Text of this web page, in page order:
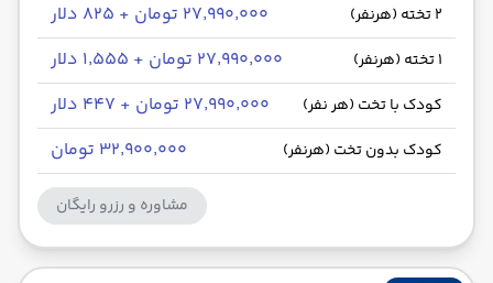
2 تخته (هرنفر) ۲۷٬۹۹۰٬۰۰۰ تومان + ۸۲۵ دلار
1 تخته (هرنفر) ۲۷٬۹۹۰٬۰۰۰ تومان + ۱٬۵۵۵ دلار
کودک با تخت (هر نفر) ۲۷٬۹۹۰٬۰۰۰ تومان + ۴۴۷ دلار
کودک بدون تخت (هرنفر) ۳۲٬۹۰۰٬۰۰۰ تومان
مشاوره و رزرو رایگان